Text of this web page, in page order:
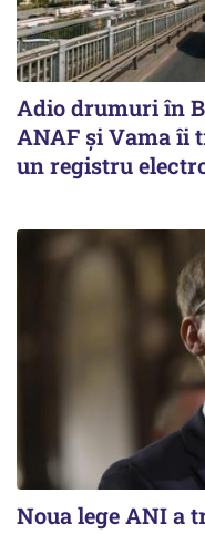
Adio drumuri în
ANAF și Vama îi
un registru
Noua lege ANI a